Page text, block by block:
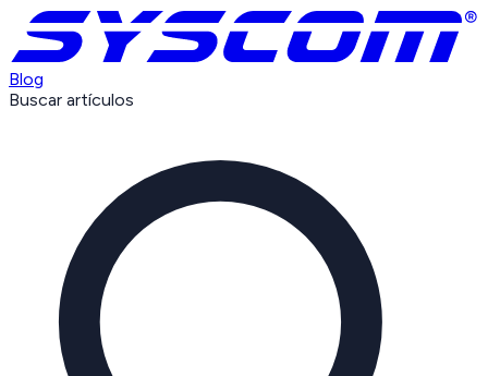
Blog
Buscar artículos